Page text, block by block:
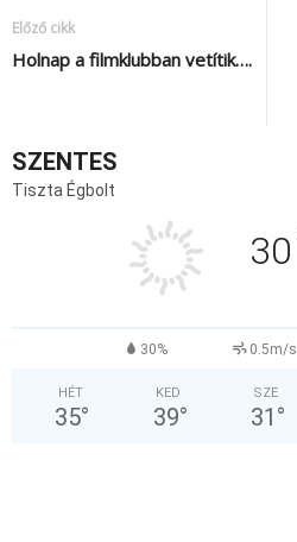
Előző cikk
Holnap a filmklubban vetítik….
SZENTES
Tiszta Égbolt
30
30% 0.5m/s
HÉT
35°
KED
39°
SZE
31 °